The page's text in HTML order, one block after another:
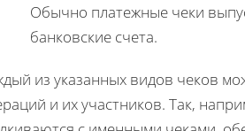
Обычно платежные чеки
банковские счета.
из указанных видов чеков
и их участников. Так,